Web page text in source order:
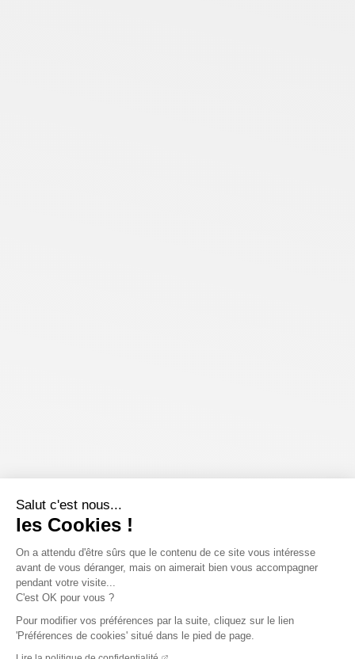
Salut c'est nous...
les Cookies !
On a attendu d'être sûrs que le contenu de ce site vous intéresse
avant de vous déranger, mais on aimerait bien vous accompagner
pendant votre visite...
C'est OK pour vous ?
Pour modifier vos préférences par la suite, cliquez sur le lien
'Préférences de cookies' situé dans le pied de page.